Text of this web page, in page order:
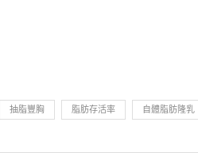
抽脂豐胸 脂肪存活率 自體脂肪隆乳